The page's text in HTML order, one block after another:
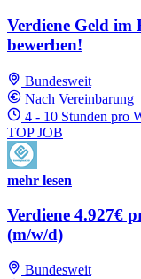
Verdiene Geld im
bewerben!
Bundesweit
Nach Vereinbarung
4 - 10 Stunden pro
TOP JOB
mehr lesen
Verdiene 4.927€
(m/w/d)
Bundesweit